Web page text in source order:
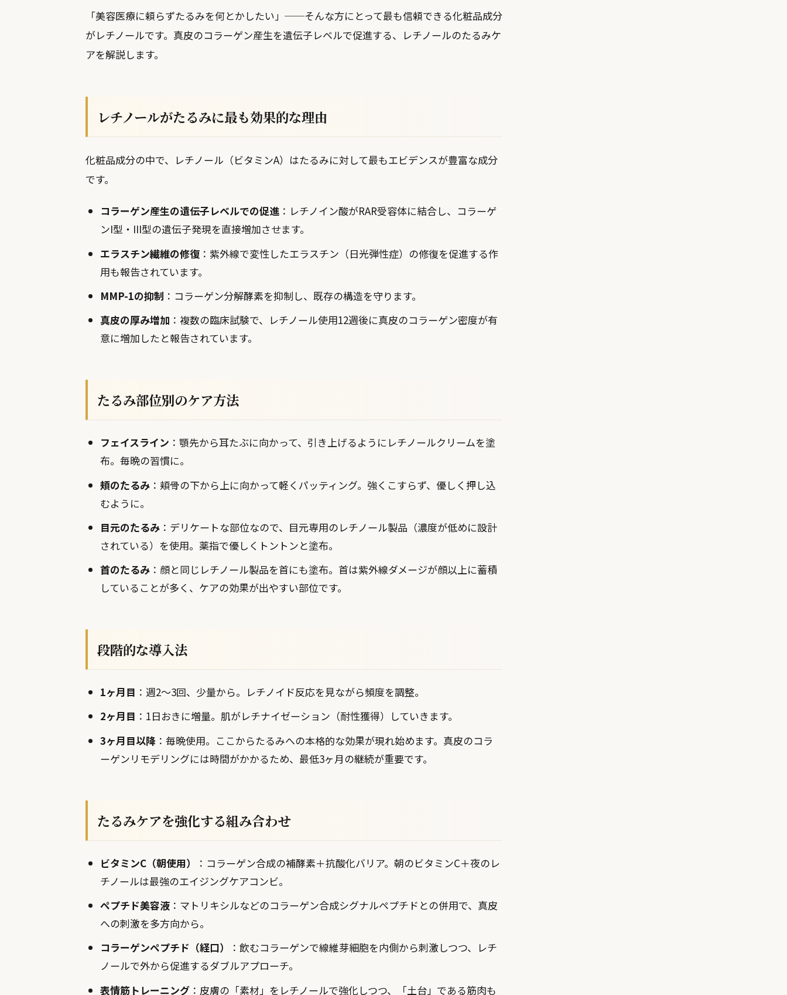
「美容医療に頼らずたるみを何とかしたい」──そんな方にとって最も信頼できる化粧品成分
がレチノールです。真皮のコラーゲン産生を遺伝子レベルで促進する、レチノールのたるみケ
アを解説します。
レチノールがたるみに最も効果的な理由
化粧品成分の中で、レチノール（ビタミンA）はたるみに対して最もエビデンスが豊富な成分
です。
コラーゲン産生の遺伝子レベルでの促進 ：レチノイン酸がRAR受容体に結合し、コラーゲ
ンI型・III型の遺伝子発現を直接増加させます。
エラスチン繊維の修復 ：紫外線で変性したエラスチン（日光弾性症）の修復を促進する作
用も報告されています。
MMP-1の抑制 ：コラーゲン分解酵素を抑制し、既存の構造を守ります。
真皮の厚み増加 ：複数の臨床試験で、レチノール使用12週後に真皮のコラーゲン密度が有
意に増加したと報告されています。
たるみ部位別のケア方法
フェイスライン ：顎先から耳たぶに向かって、引き上げるようにレチノールクリームを塗
布。毎晩の習慣に。
頬のたるみ ：頬骨の下から上に向かって軽くパッティング。強くこすらず、優しく押し込
むように。
目元のたるみ ：デリケートな部位なので、目元専用のレチノール製品（濃度が低めに設計
されている）を使用。薬指で優しくトントンと塗布。
首のたるみ ：顔と同じレチノール製品を首にも塗布。首は紫外線ダメージが顔以上に蓄積
していることが多く、ケアの効果が出やすい部位です。
段階的な導入法
1ヶ月目 ：週2〜3回、少量から。レチノイド反応を見ながら頻度を調整。
2ヶ月目 ：1日おきに増量。肌がレチナイゼーション（耐性獲得）していきます。
3ヶ月目以降 ：毎晩使用。ここからたるみへの本格的な効果が現れ始めます。真皮のコラ
ーゲンリモデリングには時間がかかるため、最低3ヶ月の継続が重要です。
たるみケアを強化する組み合わせ
ビタミンC（朝使用）
：コラーゲン合成の補酵素＋抗酸化バリア。朝のビタミンC＋夜のレ
チノールは最強のエイジングケアコンビ。
ペプチド美容液 ：マトリキシルなどのコラーゲン合成シグナルペプチドとの併用で、真皮
への刺激を多方向から。
コラーゲンペプチド（経口）
：飲むコラーゲンで線維芽細胞を内側から刺激しつつ、レチ
ノールで外から促進するダブルアプローチ。
表情筋トレーニング ：皮膚の「素材」をレチノールで強化しつつ、「土台」である筋肉も